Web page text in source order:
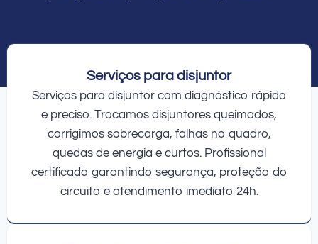
Serviços para disjuntor
Serviços para disjuntor com diagnóstico rápido
e preciso. Trocamos disjuntores queimados,
corrigimos sobrecarga, falhas no quadro,
quedas de energia e curtos. Profissional
certificado garantindo segurança, proteção do
circuito e atendimento imediato 24h.